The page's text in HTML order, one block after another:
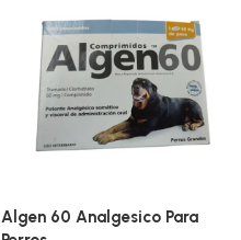
Entero Chronic Sobre 4 G